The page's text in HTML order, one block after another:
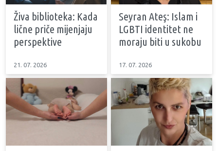
Živa biblioteka: Kada
lične priče mijenjaju
perspektive
21. 07. 2026
Seyran Ateş: Islam i
LGBTI identitet ne
moraju biti u sukobu
17. 07. 2026